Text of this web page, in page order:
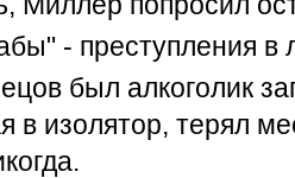
- преступления в
был алкоголик
в изолятор, терял